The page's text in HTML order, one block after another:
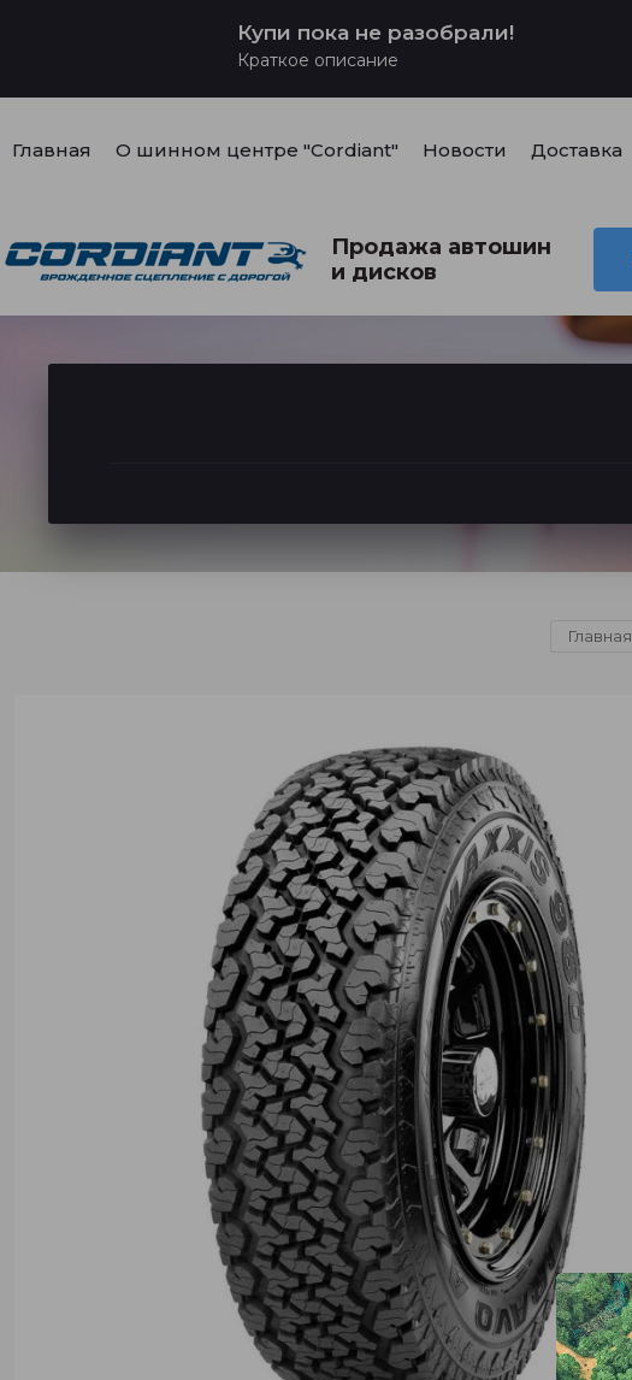
Купи пока не разобрали!
Краткое описание
Главная О шинном центре "Cordiant" Новости Доставка
Продажа автошин
и дисков
Главная